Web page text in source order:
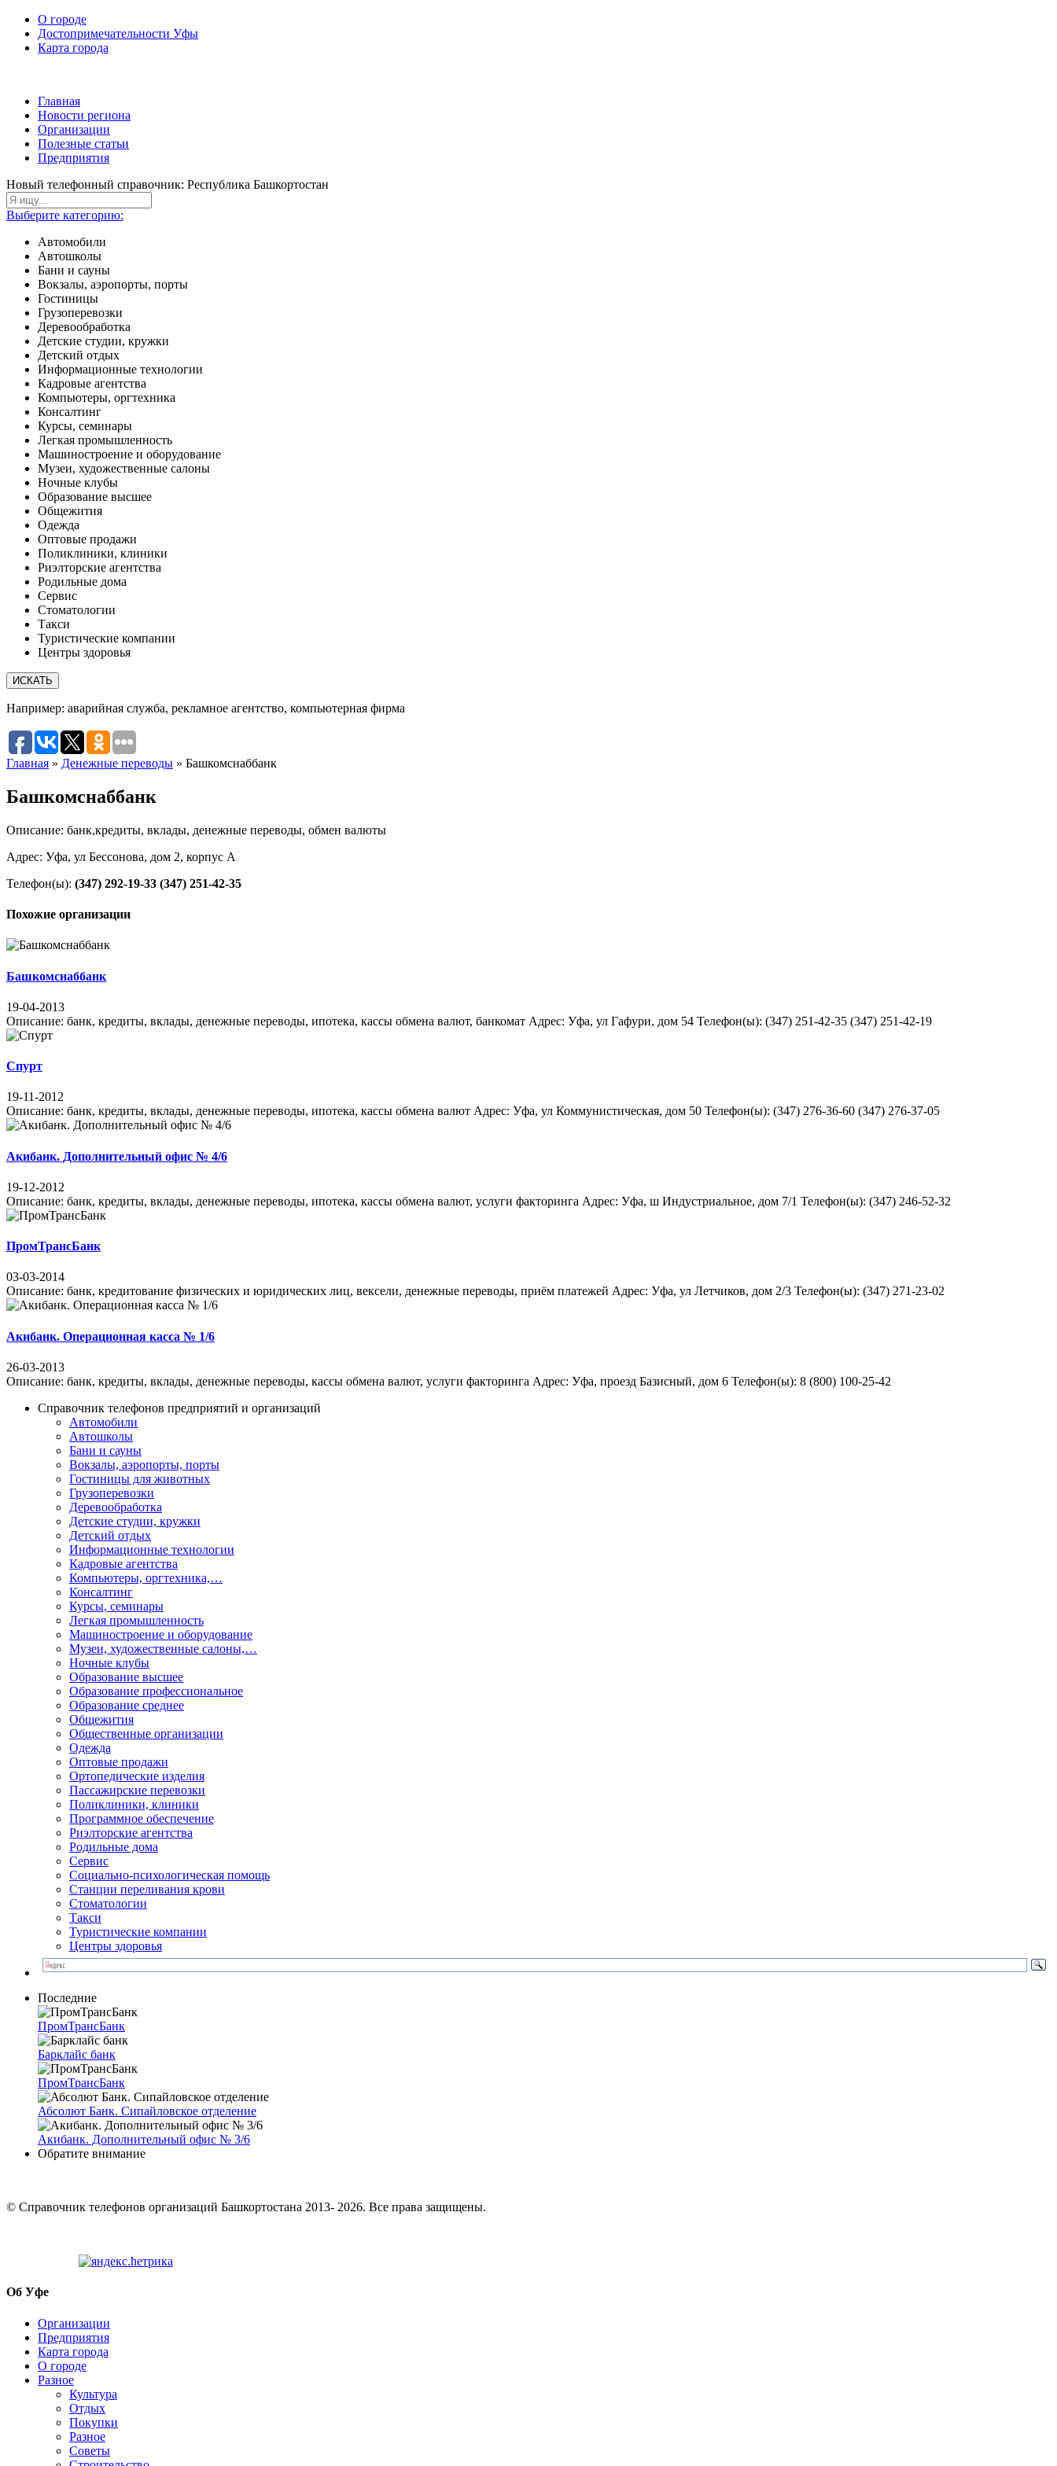
О городе
Достопримечательности Уфы
Карта города
Главная
Новости региона
Организации
Полезные статьи
Предприятия
Новый телефонный справочник: Республика Башкортостан
Выберите категорию:
Автомобили
Автошколы
Бани и сауны
Вокзалы, аэропорты, порты
Гостиницы
Грузоперевозки
Деревообработка
Детские студии, кружки
Детский отдых
Информационные технологии
Кадровые агентства
Компьютеры, оргтехника
Консалтинг
Курсы, семинары
Легкая промышленность
Машиностроение и оборудование
Музеи, художественные салоны
Ночные клубы
Образование высшее
Общежития
Одежда
Оптовые продажи
Поликлиники, клиники
Риэлторские агентства
Родильные дома
Сервис
Стоматологии
Такси
Туристические компании
Центры здоровья
Например: аварийная служба, рекламное агентство, компьютерная фирма
Главная » Денежные переводы » Башкомснаббанк
Башкомснаббанк
Описание: банк,кредиты, вклады, денежные переводы, обмен валюты
Адрес: Уфа, ул Бессонова, дом 2, корпус А
Телефон(ы): (347) 292-19-33 (347) 251-42-35
Похожие организации
Башкомснаббанк
19-04-2013
Описание: банк, кредиты, вклады, денежные переводы, ипотека, кассы обмена валют, банкомат Адрес: Уфа, ул Гафури, дом 54 Телефон(ы): (347) 251-42-35 (347) 251-42-19
Спурт
19-11-2012
Описание: банк, кредиты, вклады, денежные переводы, ипотека, кассы обмена валют Адрес: Уфа, ул Коммунистическая, дом 50 Телефон(ы): (347) 276-36-60 (347) 276-37-05
Акибанк. Дополнительный офис № 4/6
19-12-2012
Описание: банк, кредиты, вклады, денежные переводы, ипотека, кассы обмена валют, услуги факторинга Адрес: Уфа, ш Индустриальное, дом 7/1 Телефон(ы): (347) 246-52-32
ПромТрансБанк
03-03-2014
Описание: банк, кредитование физических и юридических лиц, вексели, денежные переводы, приём платежей Адрес: Уфа, ул Летчиков, дом 2/3 Телефон(ы): (347) 271-23-02
Акибанк. Операционная касса № 1/6
26-03-2013
Описание: банк, кредиты, вклады, денежные переводы, кассы обмена валют, услуги факторинга Адрес: Уфа, проезд Базисный, дом 6 Телефон(ы): 8 (800) 100-25-42
Справочник телефонов предприятий и организаций
Автомобили
Автошколы
Бани и сауны
Вокзалы, аэропорты, порты
Гостиницы для животных
Грузоперевозки
Деревообработка
Детские студии, кружки
Детский отдых
Информационные технологии
Кадровые агентства
Компьютеры, оргтехника,…
Консалтинг
Курсы, семинары
Легкая промышленность
Машиностроение и оборудование
Музеи, художественные салоны,…
Ночные клубы
Образование высшее
Образование профессиональное
Образование среднее
Общежития
Общественные организации
Одежда
Оптовые продажи
Ортопедические изделия
Пассажирские перевозки
Поликлиники, клиники
Программное обеспечение
Риэлторские агентства
Родильные дома
Сервис
Социально-психологическая помощь
Станции переливания крови
Стоматологии
Такси
Туристические компании
Центры здоровья
Последние
ПромТрансБанк
Барклайс банк
ПромТрансБанк
Абсолют Банк. Сипайловское отделение
Акибанк. Дополнительный офис № 3/6
Обратите внимание
© Cправочник телефонов организаций Башкортостана 2013- 2026. Все права защищены.
Об Уфе
Организации
Предприятия
Карта города
О городе
Разное
Культура
Отдых
Покупки
Разное
Советы